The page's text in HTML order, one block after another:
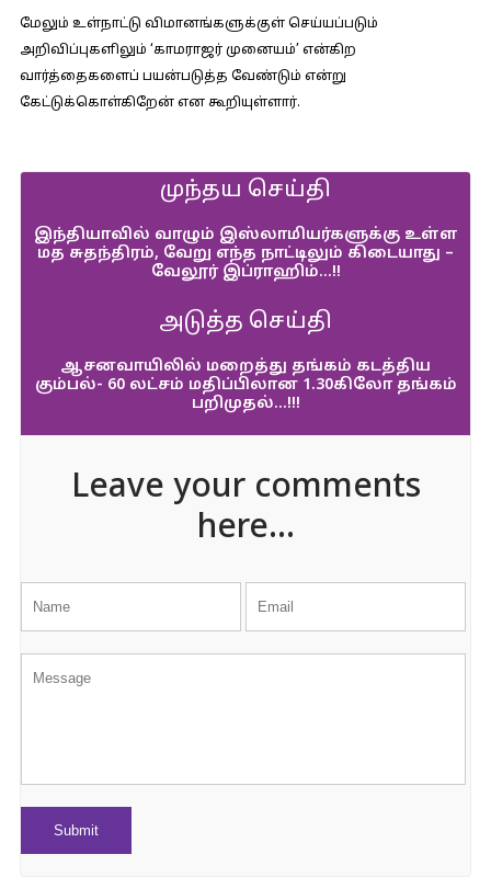
மேலும் உள்நாட்டு விமானங்களுக்குள் செய்யப்படும்
அறிவிப்புகளிலும் ‘காமராஜர் முனையம்’ என்கிற
வார்த்தைகளைப் பயன்படுத்த வேண்டும் என்று
கேட்டுக்கொள்கிறேன் என கூறியுள்ளார்.
முந்தய செய்தி
இந்தியாவில் வாழும் இஸ்லாமியர்களுக்கு உள்ள
மத சுதந்திரம், வேறு எந்த நாட்டிலும் கிடையாது –
வேலூர் இப்ராஹிம்…!!
அடுத்த செய்தி
ஆசனவாயிலில் மறைத்து தங்கம் கடத்திய
கும்பல்- 60 லட்சம் மதிப்பிலான 1.30கிலோ தங்கம்
பறிமுதல்…!!!
Leave your comments
here...